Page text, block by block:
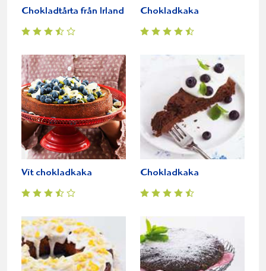
Chokladtårta från Irland Chokladkaka
Vit chokladkaka Chokladkaka